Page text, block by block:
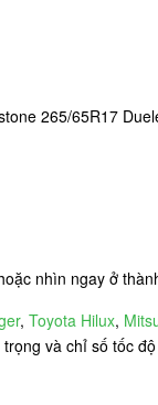
265/65R17
nhìn ngay ở
, Toyota Hilux,
và chỉ số tốc